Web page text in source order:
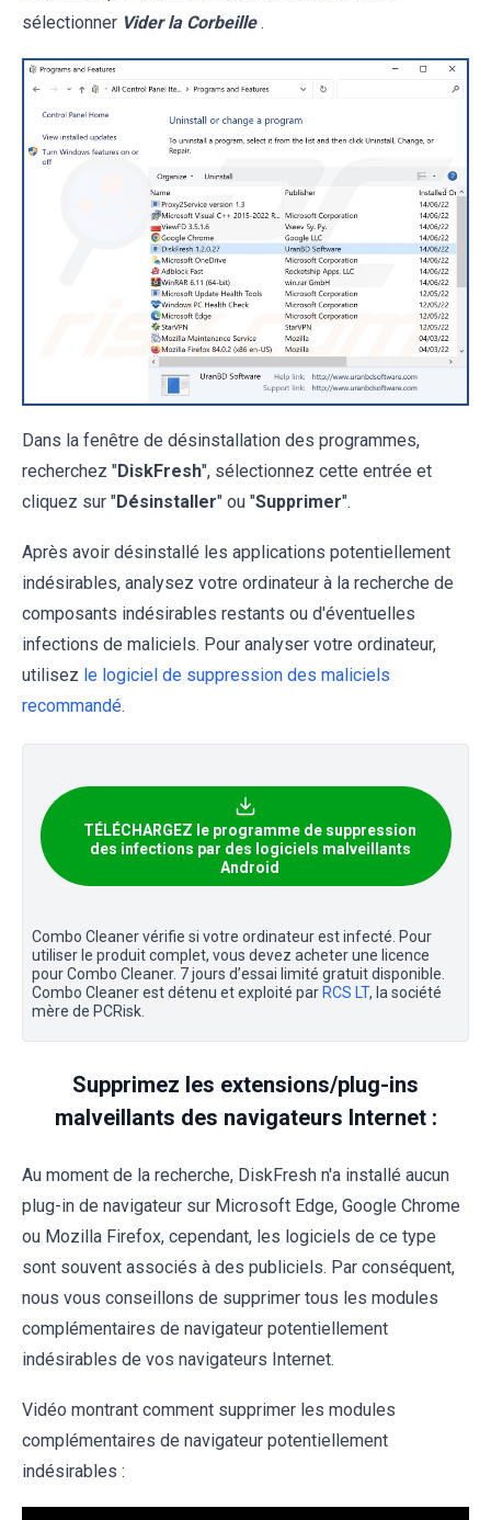
sélectionner Vider la Corbeille .
Dans la fenêtre de désinstallation des programmes,
recherchez "DiskFresh", sélectionnez cette entrée et
cliquez sur "Désinstaller" ou "Supprimer".
Après avoir désinstallé les applications potentiellement
indésirables, analysez votre ordinateur à la recherche de
composants indésirables restants ou d'éventuelles
infections de maliciels. Pour analyser votre ordinateur,
utilisez le logiciel de suppression des maliciels
recommandé.
TÉLÉCHARGEZ le programme de suppression
des infections par des logiciels malveillants
Android
Combo Cleaner vérifie si votre ordinateur est infecté. Pour
utiliser le produit complet, vous devez acheter une licence
pour Combo Cleaner. 7 jours d’essai limité gratuit disponible.
Combo Cleaner est détenu et exploité par RCS LT, la société
mère de PCRisk.
Supprimez les extensions/plug-ins
malveillants des navigateurs Internet :
Au moment de la recherche, DiskFresh n'a installé aucun
plug-in de navigateur sur Microsoft Edge, Google Chrome
ou Mozilla Firefox, cependant, les logiciels de ce type
sont souvent associés à des publiciels. Par conséquent,
nous vous conseillons de supprimer tous les modules
complémentaires de navigateur potentiellement
indésirables de vos navigateurs Internet.
Vidéo montrant comment supprimer les modules
complémentaires de navigateur potentiellement
indésirables :